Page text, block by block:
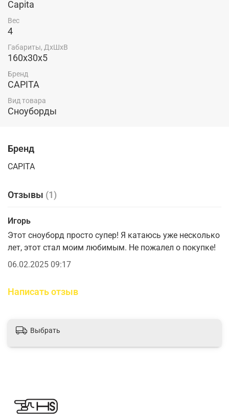
Capita
Вес
4
Габариты, ДхШхВ
160x30x5
Бренд
CAPITA
Вид товара
Сноуборды
Бренд
CAPITA
Отзывы (1)
Игорь
Этот сноуборд просто супер! Я катаюсь уже несколько
лет, этот стал моим любимым. Не пожалел о покупке!
06.02.2025 09:17
Написать отзыв
Выбрать